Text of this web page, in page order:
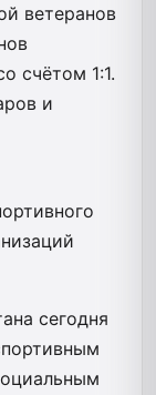
ветеранов
счётом 1:1.
и
сегодня